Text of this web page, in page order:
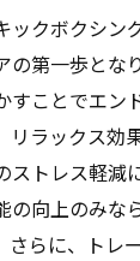
ックボクシン
の第一歩とな
すことでエン
リラックス効
ストレス軽減
の向上のみな
らに、トレ